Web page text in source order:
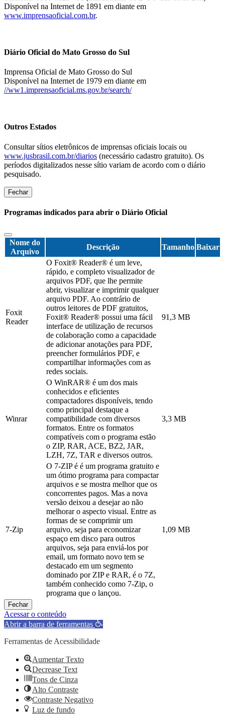
Disponível na Internet de 1891 em diante em
www.imprensaoficial.com.br.
Diário Oficial do Mato Grosso do Sul
Imprensa Oficial de Mato Grosso do Sul
Disponível na Internet de 1979 em diante em
//ww1.imprensaoficial.ms.gov.br/search/
Outros Estados
Consultar sítios eletrônicos de imprensas oficiais locais ou
www.jusbrasil.com.br/diarios (necessário cadastro gratuito). Os
períodos digitalizados nesse sítio variam de acordo com o diário
pesquisado.
Fechar
Programas indicados para abrir o Diário Oficial
Nome do
Arquivo
Descrição Tamanho Baixar
Foxit
Reader
O Foxit® Reader® é um leve,
rápido, e completo visualizador de
arquivos PDF, que lhe permite
abrir, visualizar e imprimir qualquer
arquivo PDF. Ao contrário de
outros leitores de PDF gratuitos,
Foxit® Reader® possui uma fácil
interface de utilização de recursos
de colaboração como a capacidade
de adicionar anotações para PDF,
preencher formulários PDF, e
compartilhar informações com as
redes sociais.
91,3 MB
Winrar
O WinRAR® é um dos mais
conhecidos e eficientes
compactadores disponíveis, tendo
como principal destaque a
compatibilidade com diversos
formatos. Entre os formatos
compatíveis com o programa estão
o ZIP, RAR, ACE, BZ2, JAR,
LZH, 7Z, TAR e diversos outros.
3,3 MB
7-Zip
O 7-ZIP é é um programa gratuito e
um ótimo programa para compactar
arquivos e se mostra melhor que os
concorrentes pagos. Mas a nova
versão deixou a desejar ao não
melhorar o aspecto visual. Entre as
formas de se comprimir um
arquivo, seja para economizar
espaço em disco para outros
arquivos, seja para enviá-los por
email, um formato novo tem se
destacado em um segmento
dominado por ZIP e RAR, é o 7Z,
também conhecido como 7-Zip, o
programa que o lançou.
1,09 MB
Fechar
Acessar o conteúdo
Abrir a barra de ferramentas
Ferramentas de Acessibilidade
Aumentar Texto
Decrease Text
Tons de Cinza
Alto Contraste
Contraste Negativo
Luz de fundo